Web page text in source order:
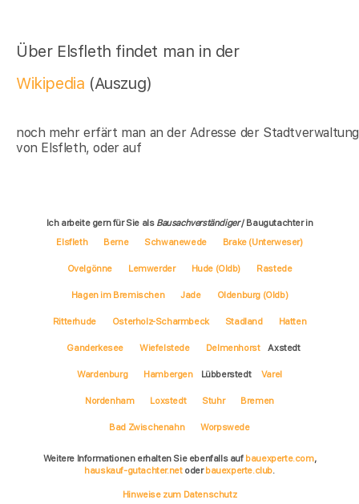
Über Elsfleth findet man in der
Wikipedia (Auszug)
noch mehr erfärt man an der Adresse der Stadtverwaltung
von Elsfleth, oder auf
Ich arbeite gern für Sie als Bausachverständiger/ Baugutachter in
Elsfleth
Berne Schwanewede Brake (Unterweser)
Ovelgönne Lemwerder Hude (Oldb) Rastede
Hagen im Bremischen Jade Oldenburg (Oldb)
Ritterhude Osterholz-Scharmbeck Stadland Hatten
Ganderkesee Wiefelstede Delmenhorst Axstedt
Wardenburg Hambergen Lübberstedt Varel
Nordenham Loxstedt Stuhr Bremen
Bad Zwischenahn Worpswede
Weitere Informationen erhalten Sie ebenfalls auf bauexperte.com,
hauskauf-gutachter.netoderbauexperte.club.
Hinweise zum Datenschutz